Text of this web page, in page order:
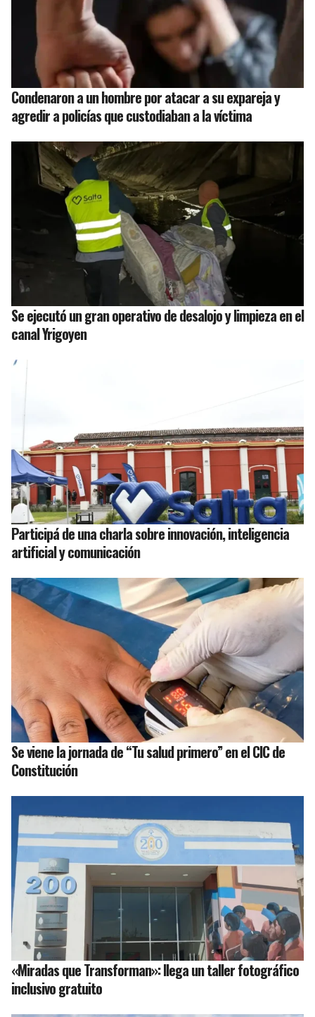
Condenaron a un hombre por atacar a su expareja y
agredir a policías que custodiaban a la víctima
Se ejecutó un gran operativo de desalojo y limpieza en el
canal Yrigoyen
Participá de una charla sobre innovación, inteligencia
artificial y comunicación
Se viene la jornada de “Tu salud primero” en el CIC de
Constitución
«Miradas que Transforman»: llega un taller fotográfico
inclusivo gratuito